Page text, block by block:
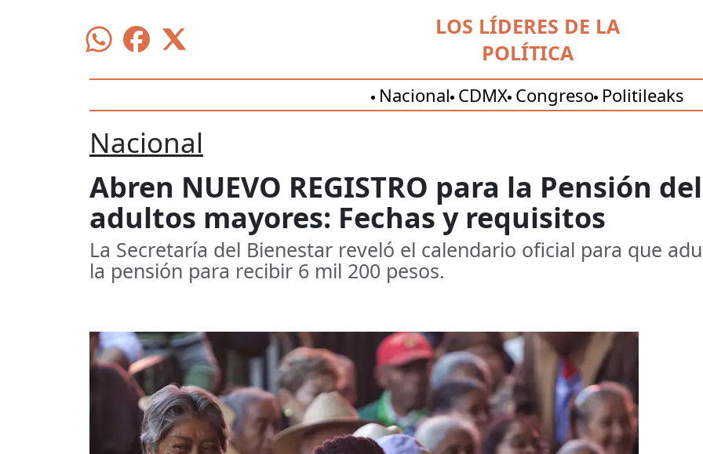
LOS LÍDERES DE LA
POLÍTICA
Nacional CDMX Congreso Politileaks
Nacional
Abren NUEVO REGISTRO para la Pensión
adultos mayores: Fechas y requisitos
La Secretaría del Bienestar reveló el calendario oficial para que
la pensión para recibir 6 mil 200 pesos.